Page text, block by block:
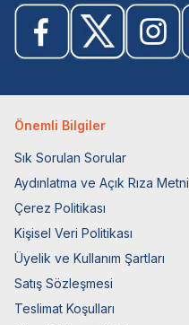
Önemli Bilgiler
Sık Sorulan Sorular
Aydınlatma ve Açık Rıza Metni
Çerez Politikası
Kişisel Veri Politikası
Üyelik ve Kullanım Şartları
Satış Sözleşmesi
Teslimat Koşulları